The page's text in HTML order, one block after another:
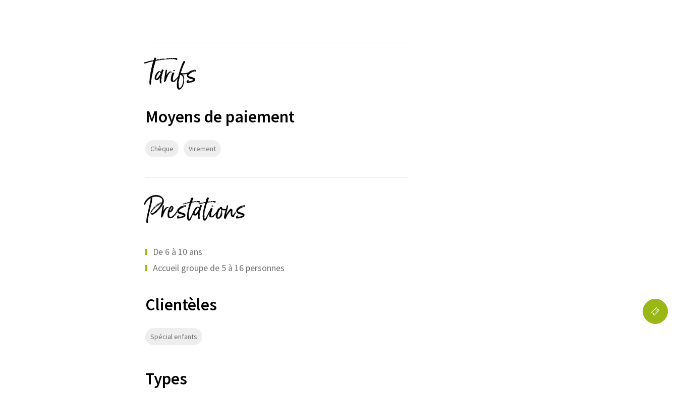
Tarifs
Moyens de paiement
Chèque Virement
Prestations
De 6 à 10 ans
Accueil groupe de 5 à 16 personnes
Clientèles
Spécial enfants
Types